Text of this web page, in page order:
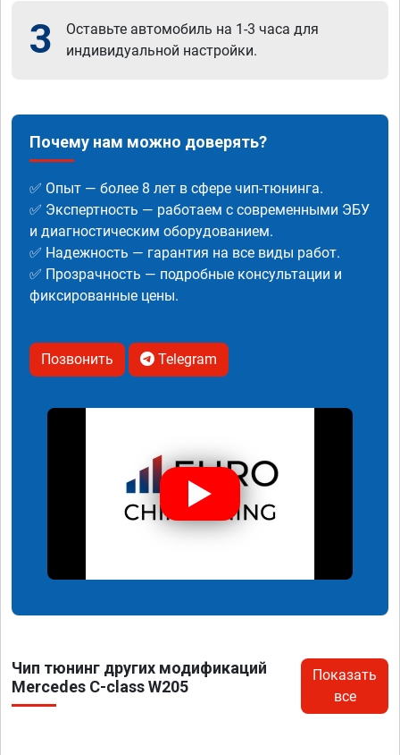
3
Оставьте автомобиль на 1-3 часа для
индивидуальной настройки.
Почему нам можно доверять?
✅ Опыт — более 8 лет в сфере чип-тюнинга.
✅ Экспертность — работаем с современными ЭБУ
и диагностическим оборудованием.
✅ Надежность — гарантия на все виды работ.
✅ Прозрачность — подробные консультации и
фиксированные цены.
Позвонить Telegram
Чип тюнинг других модификаций
Mercedes C-class W205
Показать
все